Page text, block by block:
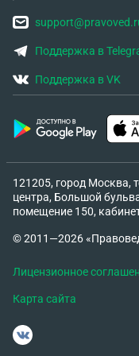
Поддержка в
Поддержка в VK
121205, город Москва,
центра, Большой
помещение 150,
© 2011—2026
Лицензионное
Карта сайта